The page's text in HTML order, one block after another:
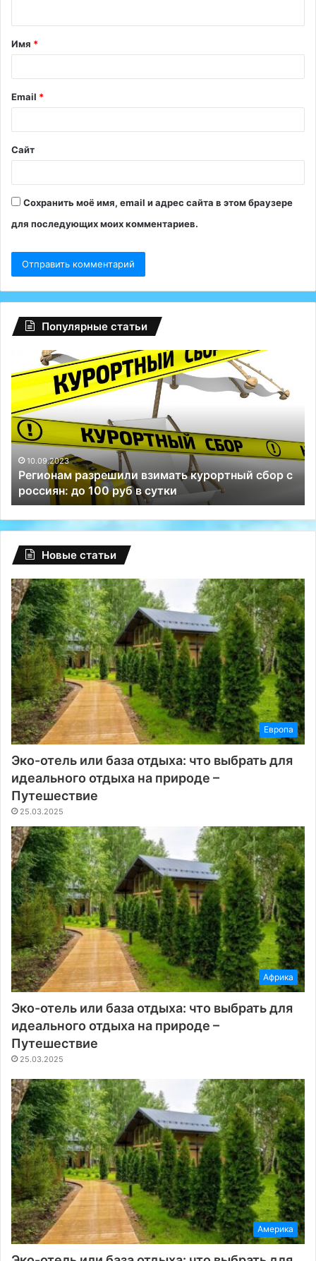
т
а
й
*
Имя *
Email *
Сайт
Сохранить моё имя, email и адрес сайта в этом браузере
для последующих моих комментариев.
Популярные статьи
разрешили взимать курортный сбор с
до 100 руб в сутки
Глобальный
сбой
на
Facebook:
спасли
Телеграм
и
10.09.2023
Новые статьи
Европа
Эко-отель или база отдыха: что выбрать для
идеального отдыха на природе –
Путешествие
25.03.2025
Африка
Эко-отель или база отдыха: что выбрать для
идеального отдыха на природе –
Путешествие
25.03.2025
Америка